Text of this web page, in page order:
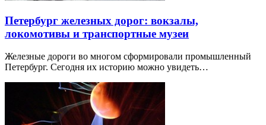
Петербург железных дорог: вокзалы,
локомотивы и транспортные музеи
Железные дороги во многом сформировали промышленный
Петербург. Сегодня их историю можно увидеть…